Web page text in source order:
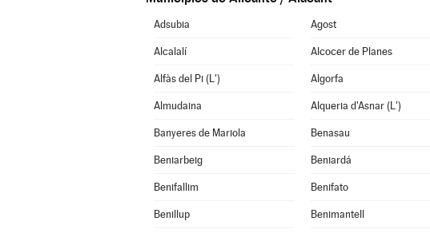
Adsubia Agost
Alcalalí Alcocer de Planes
Alfàs del Pi (L') Algorfa
Almudaina Alqueria d'Asnar (L')
Banyeres de Mariola Benasau
Beniarbeig Beniardá
Benifallim Benifato
Benillup Benimantell